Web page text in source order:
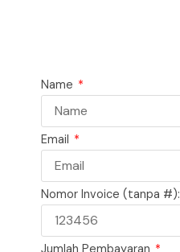
Name
Email
Nomor Invoice (tanpa #):
Jumlah Pembayaran